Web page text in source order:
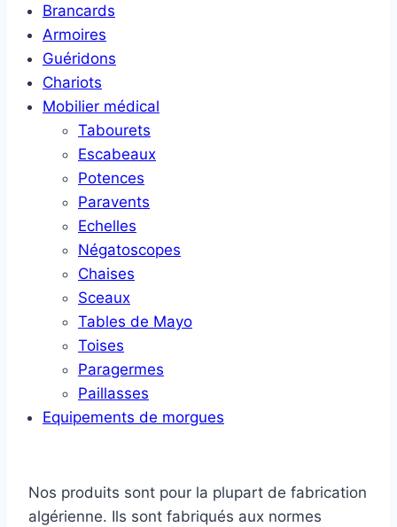
Brancards
Armoires
Guéridons
Chariots
Mobilier médical
Tabourets
Escabeaux
Potences
Paravents
Echelles
Négatoscopes
Chaises
Sceaux
Tables de Mayo
Toises
Paragermes
Paillasses
Equipements de morgues
Nos produits sont pour la plupart de fabrication
algérienne. Ils sont fabriqués aux normes